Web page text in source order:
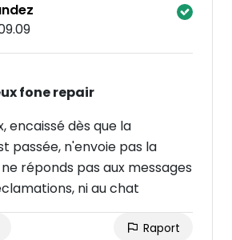
fone repair
encaissé dès que la
passée, n'envoie pas la
réponds pas aux messages
ni au chat
Raport